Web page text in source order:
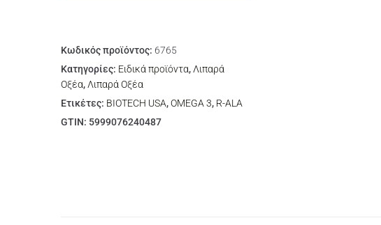
Κωδικός προϊόντος: 6765
Κατηγορίες: Ειδικά προϊόντα, Λιπαρά
Οξέα, Λιπαρά Οξέα
Ετικέτες: BIOTECH USA,OMEGA 3, R-ALA
GTIN: 5999076240487